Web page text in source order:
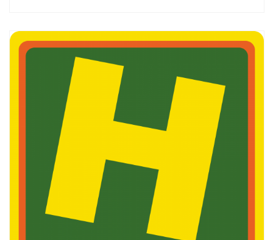
Смотреть проект